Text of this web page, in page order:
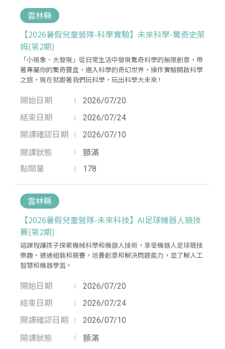
雲林縣
【2026暑假兒童營隊-科學實驗】未來科學-驚奇史萊
姆(第2期)
「小現象、大發現」從日常生活中發現驚奇科學的無限創意，帶
著專屬你的驚奇寶盒，進入科學的奇幻世界，操作實驗開啟科學
之旅，現在就跟著我們玩科學，玩出科學大未來 !
開始日期
2026/07/20
結束日期
2026/07/24
開課確認日期
2026/07/10
開課狀態 額滿
點閱量 178
雲林縣
【2026暑假兒童營隊-未來科技】AI足球機器人競技
賽(第2期)
這課程讓孩子探索機械科學和機器人技術，享受機器人足球競技
樂趣。通過組裝和競賽，培養創意和解決問題能力，並了解人工
智慧和機器學習。
開始日期
2026/07/20
結束日期
2026/07/24
開課確認日期
2026/07/10
開課狀態 額滿